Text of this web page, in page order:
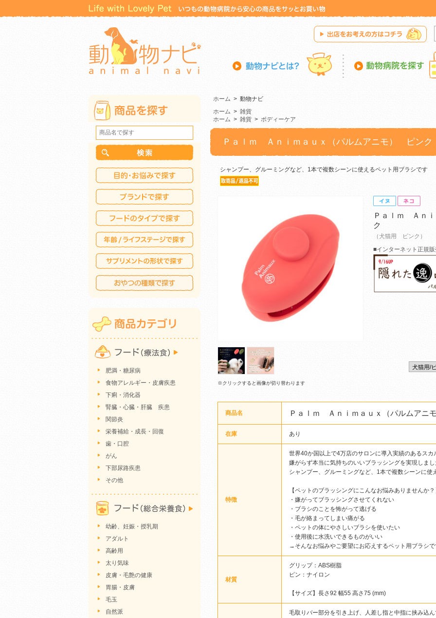
ホーム > 動物ナビ
ホーム > 雑貨
ホーム > 雑貨 > ボディーケア
Ｐａｌｍ Ａｎｉｍａｕｘ（パルムアニモ） ピンク
シャンプー、グルーミングなど、1本で複数シーンに使えるペット用ブラシです
※クリックすると画像が切り替わります
Ｐａｌｍ Ａｎ
ク
（犬猫用 ピンク）
■インターネット正規
商品名 Ｐａｌｍ Ａｎｉｍａｕｘ（パルムアニ
在庫 あり
特徴
世界40か国以上で4万店のサロンに導入実績のあるス
嫌がらず本当に気持ちのいいブラッシングを実現しま
シャンプー、グルーミングなど、1本で複数シーンに使
【ペットのブラッシングにこんなお悩みありませんか
・嫌がってブラッシングさせてくれない
・ブラシのことを怖がって逃げる
・毛が絡まってしまい痛がる
・ペットの体にやさしいブラシを使いたい
・使用後に水洗いできるものがいい
→そんなお悩みやご要望にお応えするペット用ブラシ
材質
グリップ：ABS樹脂
ピン：ナイロン
【サイズ】長さ92 幅55 高さ75 (mm)
毛取りバー部分を引き上げ、人差し指と中指に挟み込
肥満・糖尿病
食物アレルギー・皮膚疾患
下痢・消化器
腎臓・心臓・肝臓 疾患
関節炎
栄養補給・成長・回復
歯・口腔
がん
下部尿路疾患
その他
幼齢、妊娠・授乳期
アダルト
高齢用
太り気味
皮膚・毛艶の健康
胃腸・皮膚
毛玉
自然派